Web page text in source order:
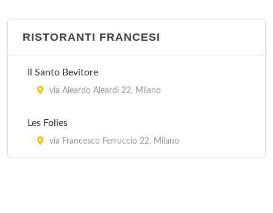
piazza Giuseppe Pasolini 4, Milano
RISTORANTI FRANCESI
Il Santo Bevitore
via Aleardo Aleardi 22, Milano
Les Folies
via Francesco Ferruccio 22, Milano